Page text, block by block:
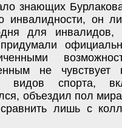
знающих
инвалидности, он
для инвалидов,
придумали
не
видов спорта,
объездил пол
лишь с